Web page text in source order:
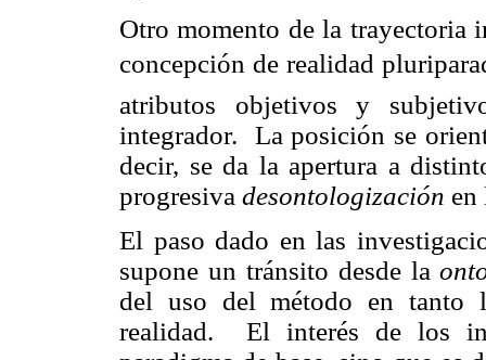
Otro momento de la trayectoria
concepción de realidad
atributos objetivos y
integrador. La posición se
decir, se da la apertura a
progresiva desontologización en
El paso dado en las
supone un tránsito desde la
del uso del método en tanto
realidad. El interés de los